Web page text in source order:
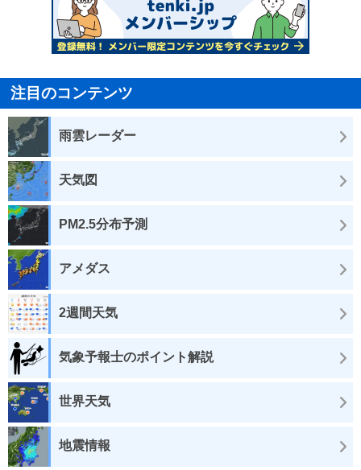
注目のコンテンツ
雨雲レーダー
天気図
PM2.5分布予測
アメダス
2週間天気
気象予報士のポイント解説
世界天気
地震情報